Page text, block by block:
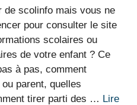
de scolinfo mais vous ne
pour consulter le site
scolaires ou
de votre enfant ? Ce
à pas, comment
parent, quelles
tirer parti des … Lire